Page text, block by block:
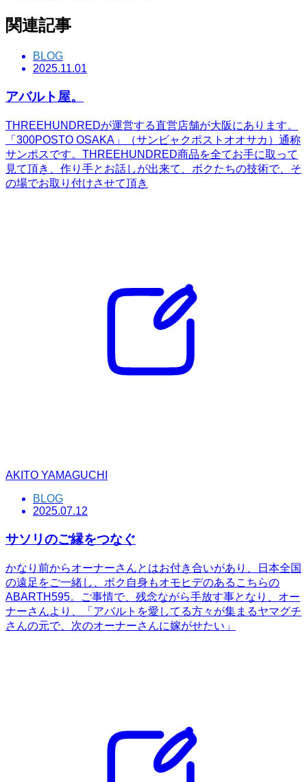
関連記事
BLOG
2025.11.01
アバルト屋。
THREEHUNDREDが運営する直営店舗が大阪にあります。
「300POSTO OSAKA」（サンビャクポストオオサカ）通称
サンポスです。THREEHUNDRED商品を全てお手に取って
見て頂き、作り手とお話しが出来て、ボクたちの技術で、そ
の場でお取り付けさせて頂き
AKITO YAMAGUCHI
BLOG
2025.07.12
サソリのご縁をつなぐ
かなり前からオーナーさんとはお付き合いがあり、日本全国
の遠足をご一緒し、ボク自身もオモヒデのあるこちらの
ABARTH595。ご事情で、残念ながら手放す事となり、オー
ナーさんより、「アバルトを愛してる方々が集まるヤマグチ
さんの元で、次のオーナーさんに嫁がせたい」